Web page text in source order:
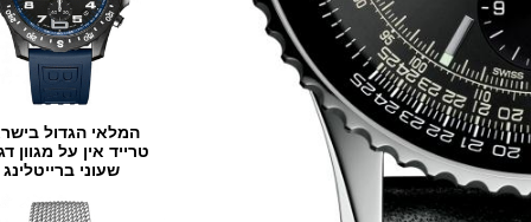
המלאי הגדול בישראל
טרייד אין על מגוון דגמים
שעוני ברייטלינג